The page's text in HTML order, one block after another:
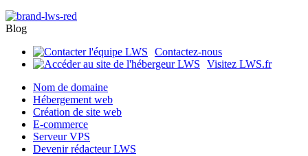
Blog
Contactez-nous
Visitez LWS.fr
Nom de domaine
Hébergement web
Création de site web
E-commerce
Serveur VPS
Devenir rédacteur LWS